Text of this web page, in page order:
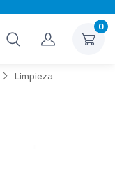
0
Limpieza